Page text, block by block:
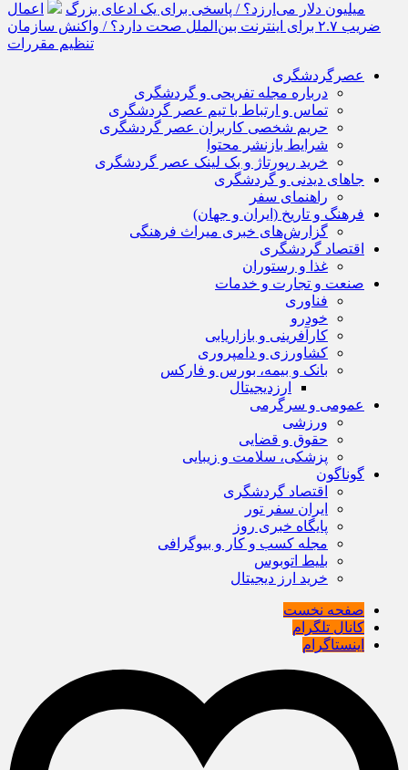
میلیون دلار می‌ارزد؟ / پاسخی برای یک ادعای بزرگ
اعمال
ضریب ۲.۷ برای اینترنت بین‌الملل صحت دارد؟ / واکنش سازمان
تنظیم مقررات
عصرگردشگری
درباره مجله تفریحی و گردشگری
تماس و ارتباط با تیم عصر گردشگری
حریم شخصی کاربران عصر گردشگری
شرایط بازنشر محتوا
خرید رپورتاژ و بک لینک عصر گردشگری
جاهای دیدنی و گردشگری
راهنمای سفر
فرهنگ و تاریخ (ایران و جهان)
گزارش‌های خبری میراث فرهنگی
اقتصاد گردشگری
غذا و رستوران
صنعت و تجارت و خدمات
فناوری
خودرو
کارآفرینی و بازاریابی
کشاورزی و دامپروری
بانک و بیمه، بورس و فارکس
ارزدیجیتال
عمومی و سرگرمی
ورزشی
حقوق و قضایی
پزشکی، سلامت و زیبایی
گوناگون
اقتصاد گردشگری
ایران سفر تور
پایگاه خبری روز
مجله کسب و کار و بیوگرافی
بلیط اتوبوس
خرید ارز دیجیتال
صفحه نخست
کانال تلگرام
اینستاگرام